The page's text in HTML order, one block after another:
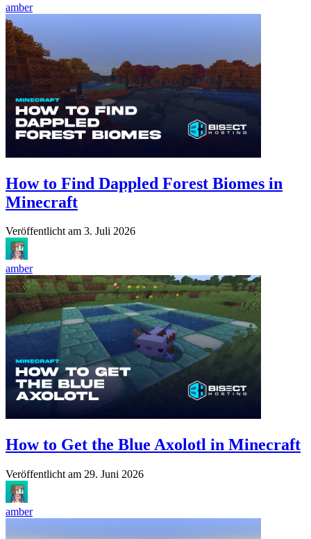
amber
How to Find Dappled Forest Biomes in
Minecraft
Veröffentlicht am 3. Juli 2026
amber
How to Get the Blue Axolotl in Minecraft
Veröffentlicht am 29. Juni 2026
amber